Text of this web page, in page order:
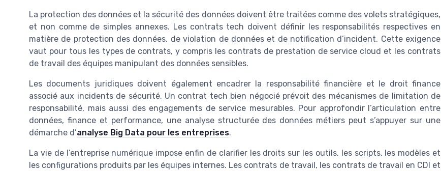
La protection des données et la sécurité des données doivent être traitées comme des volets stratégiques,
et non comme de simples annexes. Les contrats tech doivent définir les responsabilités respectives en
matière de protection des données, de violation de données et de notification d’incident. Cette exigence
vaut pour tous les types de contrats, y compris les contrats de prestation de service cloud et les contrats
de travail des équipes manipulant des données sensibles.
Les documents juridiques doivent également encadrer la responsabilité financière et le droit finance
associé aux incidents de sécurité. Un contrat tech bien négocié prévoit des mécanismes de limitation de
responsabilité, mais aussi des engagements de service mesurables. Pour approfondir l’articulation entre
données, finance et performance, une analyse structurée des données métiers peut s’appuyer sur une
démarche d’analyse Big Data pour les entreprises.
La vie de l’entreprise numérique impose enfin de clarifier les droits sur les outils, les scripts, les modèles et
les configurations produits par les équipes internes. Les contrats de travail, les contrats de travail en CDI et